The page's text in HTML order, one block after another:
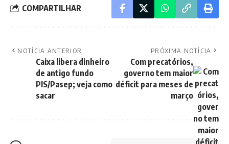
COMPARTILHAR
NOTÍCIA ANTERIOR
Caixa libera dinheiro
de antigo fundo
PIS/Pasep; veja como
sacar
PRÓXIMA NOTÍCIA
Com precatórios,
governo tem maior
déficit para meses de
março